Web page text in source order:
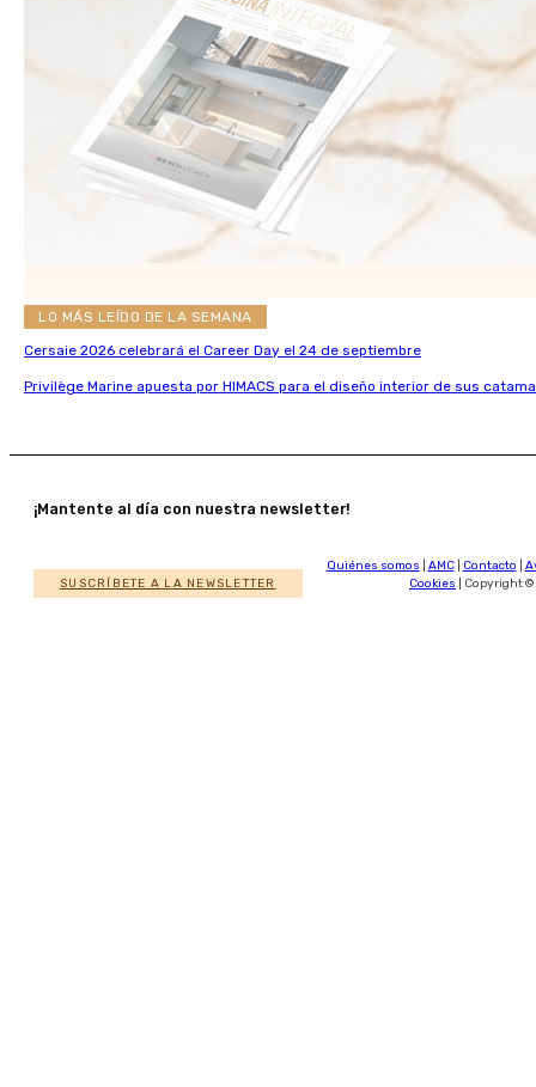
LO MÁS LEÍDO DE LA SEMANA
Cersaie 2026 celebrará el Career Day el 24 de septiembre
Privilège Marine apuesta por HIMACS para el diseño interior de sus
¡Mantente al día con nuestra newsletter!
SUSCRÍBETE A LA NEWSLETTER
Quiénes somos AMC| Contacto
Cookies | Copyright